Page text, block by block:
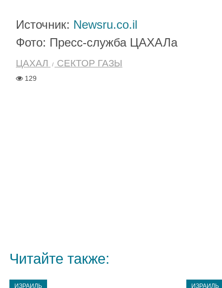
Источник: Newsru.co.il
Фото: Пресс-служба ЦАХАЛа
ЦАХАЛ СЕКТОР ГАЗЫ
129
Читайте также:
ИЗРАИЛЬ ИЗРАИЛЬ